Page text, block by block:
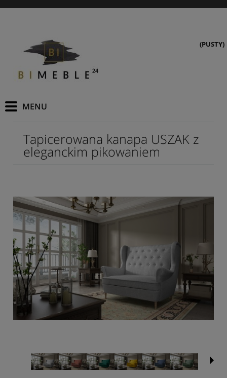
(PUSTY)
Tapicerowana kanapa USZAK z
eleganckim pikowaniem